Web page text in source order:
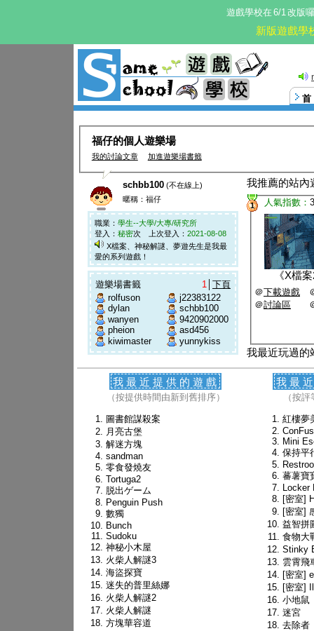
遊戲學校在 6/1改版
新版遊戲學
福仔的個人遊樂場
我的討論文章 加進遊樂場書籤
schbb100 (不在線上)
暱稱：福仔
職業： 學生--大學/大專/研究所
登入： 秘密次 上次登入： 2021-08-08
X檔案、神秘解謎、夢遊先生是我最
愛的系列遊戲！
遊樂場書籤 1
下頁
rolfuson
dylan
wanyen
pheion
kiwimaster
j22383122
schbb100
9420902000
asd456
yunnykiss
我推薦的站內
1 人氣指數：
《X檔
＠下載遊戲
＠討論區
我最近玩過的
我最近提供的遊戲
（按提供時間由新到舊排序）
圖書館謀殺案
月亮古堡
解迷方塊
sandman
零食發燒友
Tortuga2
脱出ゲーム
Penguin Push
數獨
Bunch
Sudoku
神秘小木屋
火柴人解謎3
海盜探寶
迷失的普里絲娜
火柴人解謎2
火柴人解謎
方塊華容道
我最
（按
紅樓夢
Mini
保持平
蕃薯寶
Locker
[密室]
[密室]
益智拼
食物大
Stinky
雲霄飛
[密室]
[密室]
小地鼠
迷宮
去除者